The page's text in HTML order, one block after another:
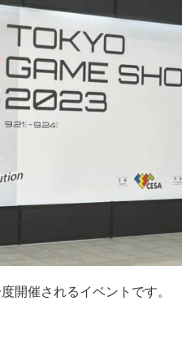
開催されるイベントです。